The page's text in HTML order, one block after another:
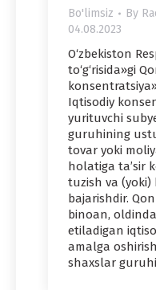
Bo'limsiz By
04.08.2023
O‘zbekiston
to‘g‘risida»gi
Iqtisodiy
yurituvchi
guruhining
tovar yoki
holatiga ta’sir
tuzish va
bajarishdir.
binoan,
etiladigan
amalga
shaxslar